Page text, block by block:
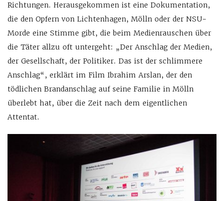
Richtungen. Herausgekommen ist eine Dokumentation,
die den Opfern von Lichtenhagen, Mölln oder der NSU-
Morde eine Stimme gibt, die beim Medienrauschen über
die Täter allzu oft untergeht: „Der Anschlag der Medien,
der Gesellschaft, der Politiker. Das ist der schlimmere
Anschlag“, erklärt im Film Ibrahim Arslan, der den
tödlichen Brandanschlag auf seine Familie in Mölln
überlebt hat, über die Zeit nach dem eigentlichen
Attentat.